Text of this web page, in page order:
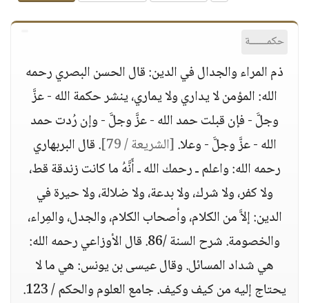
حكمــــــة
ذم المراء والجدال في الدين: قال الحسن البصري رحمه
الله: المؤمن لا يداري ولا يماري، ينشر حكمة الله - عزَّ
وجلَّ - فإن قبلت حمد الله - عزَّ وجلَّ - وإن رُدت حمد
الله - عزَّ وجلَّ - وعلا.[الشريعة / 79]
. قال البربهاري
رحمه الله: واعلم ـ رحمك الله ـ أَنَّهُ ما كانت زندقة قط،
ولا كفر، ولا شرك، ولا بدعة، ولا ضلالة، ولا حيرة في
الدين: إلاَّ من الكلام، وأصحاب الكلام، والجدل، والمِراء،
والخصومة. شرح السنة /86. قال الأوزاعي رحمه الله:
هي شداد المسائل. وقال عيسى بن يونس: هي ما لا
يحتاج إليه من كيف وكيف. جامع العلوم والحكم / 123.